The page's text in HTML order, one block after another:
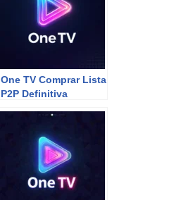
One TV Comprar Lista
P2P Definitiva